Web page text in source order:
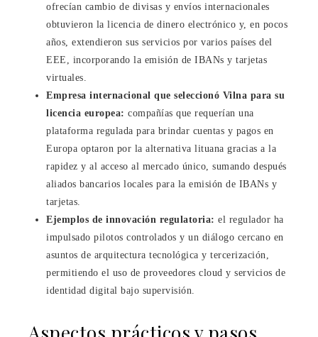
ofrecían cambio de divisas y envíos internacionales
obtuvieron la licencia de dinero electrónico y, en pocos
años, extendieron sus servicios por varios países del
EEE, incorporando la emisión de IBANs y tarjetas
virtuales.
Empresa internacional que seleccionó Vilna para su
licencia europea: compañías que requerían una
plataforma regulada para brindar cuentas y pagos en
Europa optaron por la alternativa lituana gracias a la
rapidez y al acceso al mercado único, sumando después
aliados bancarios locales para la emisión de IBANs y
tarjetas.
Ejemplos de innovación regulatoria: el regulador ha
impulsado pilotos controlados y un diálogo cercano en
asuntos de arquitectura tecnológica y tercerización,
permitiendo el uso de proveedores cloud y servicios de
identidad digital bajo supervisión.